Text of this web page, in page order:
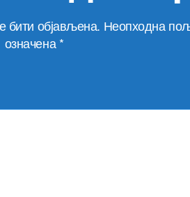
бити објављена. Неопходна
означена*